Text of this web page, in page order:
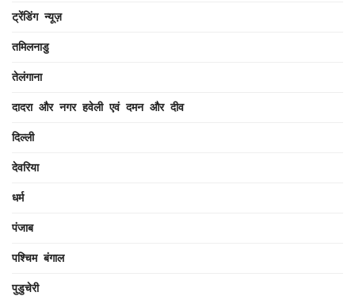
ट्रेंडिंग न्यूज़
तमिलनाडु
तेलंगाना
दादरा और नगर हवेली एवं दमन और दीव
दिल्ली
देवरिया
धर्म
पंजाब
पश्चिम बंगाल
पुडुचेरी